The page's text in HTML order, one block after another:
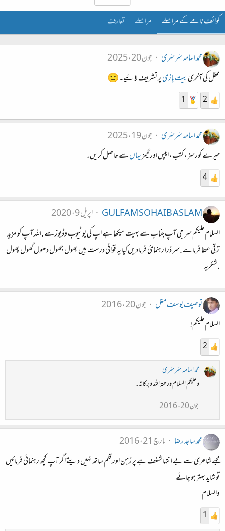
کوائف نامے کے مراسلے مراسلے تعارف
محمد اسامہ سَرسَری
جون 20، 2025
محفل کی آخریبیت بازیپر تشریف لائیے۔ 🙂
2
1
محمد اسامہ سَرسَری
جون 19، 2025
میرے کورسز، کتب، ایپس اور گیمزیہاںسے حاصل کریں۔
4
GULFAM SOHAIB ASLAM
اپریل 9، 2020
السلام علیکم سر جی آپ جناب سے بہیت سیکھا ہے اپ کی یوٹیوب وڈیوز سے .اللہ آپ کو مزید
ترقی عطا فرماے .سر ذرا رہنمائ فرما دیں کیا یہ قوافی درست ہیں بھول جھول دھول گھول پھول
.شکریہ
توصیف یوسف مغل
جون 20، 2016
السلام علیکم!
2
محمد اسامہ سَرسَری
وعلیکم السلام ورحمۃ اللہ وبرکاتہ۔
جون 20، 2016
محمد ساجد رضا
مارچ 21، 2016
مجهے شاعری سے بے انتہا شغف ہے پر زہن اور قلم ساتھ نہیں دیتے اگر آپ کچھ رہنمائی فرمائیں
تو شاید بہتر ہو جائے
والسلام
1